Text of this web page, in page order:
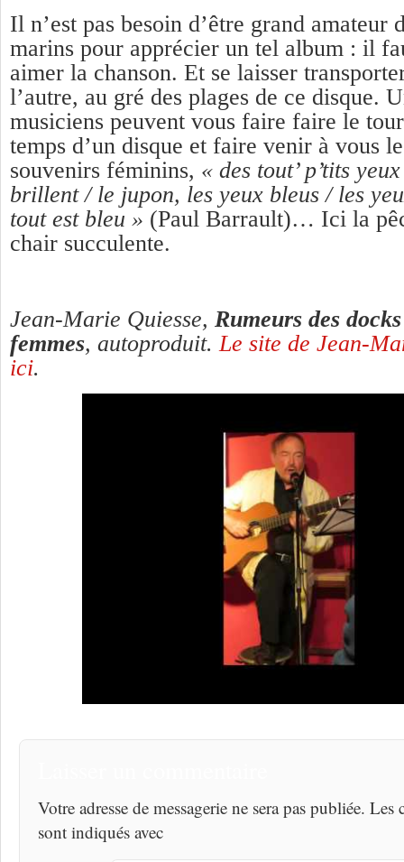
Il n’est pas besoin d’être grand amateur
marins pour apprécier un tel album : il
aimer la chanson. Et se laisser
l’autre, au gré des plages de ce disque.
musiciens peuvent vous faire faire le
temps d’un disque et faire venir à vous
souvenirs féminins, « des tout’ p’tits
brillent / le jupon, les yeux bleus / les
tout est bleu » (Paul Barrault)… Ici la
chair succulente.
Jean-Marie Quiesse, Rumeurs des
femmes, autoproduit. Le site de Jean-
ici.
Votre adresse de messagerie ne sera pas publiée.
sont indiqués avec